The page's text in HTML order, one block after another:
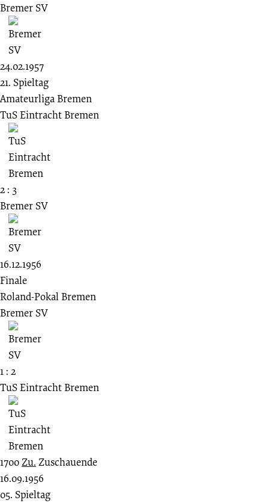
Bremer SV
24.02.1957
21. Spieltag
Amateurliga Bremen
TuS Eintracht Bremen
2 : 3
Bremer SV
16.12.1956
Finale
Roland-Pokal Bremen
Bremer SV
1 : 2
TuS Eintracht Bremen
1700Zu. Zuschauende
16.09.1956
05. Spieltag